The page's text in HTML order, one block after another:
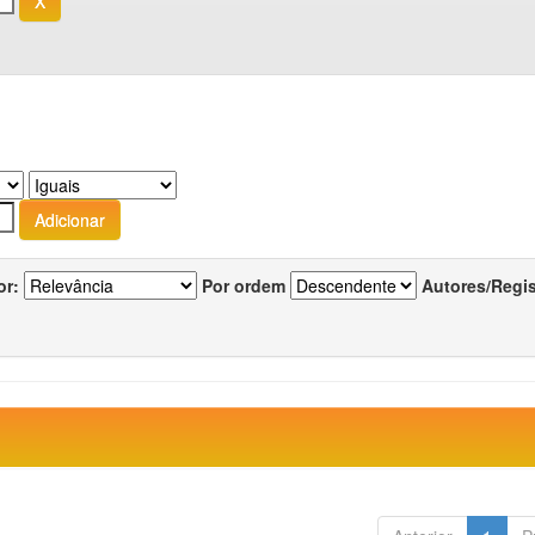
Por ordem Autores/